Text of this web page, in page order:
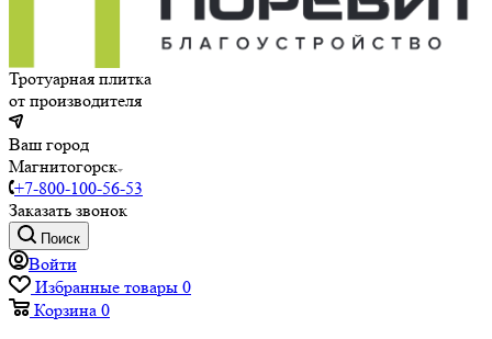
Тротуарная плитка
от производителя
Ваш город
Магнитогорск
+7-800-100-56-53
Заказать звонок
Поиск
Войти
Избранные товары 0
Корзина 0